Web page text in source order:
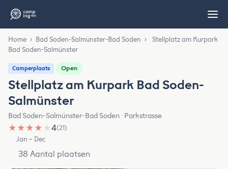
Home › Bad Soden-Salmünster-Bad Soden ›
Stellplatz am Kurpark
Bad Soden-Salmünster
Camperplaats Open
Stellplatz am Kurpark Bad Soden-
Salmünster
Bad Soden-Salmünster-Bad Soden · Parkstrasse
★ ★ ★ ★ ★4(21)
Jan – Dec
38 Aantal plaatsen